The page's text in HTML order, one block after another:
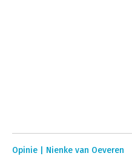
Opinie | Nienke van Oeveren